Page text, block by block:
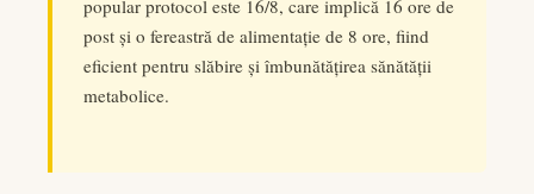
popular protocol este 16/8, care implică 16 ore de
post și o fereastră de alimentație de 8 ore, fiind
eficient pentru slăbire și îmbunătățirea sănătății
metabolice.